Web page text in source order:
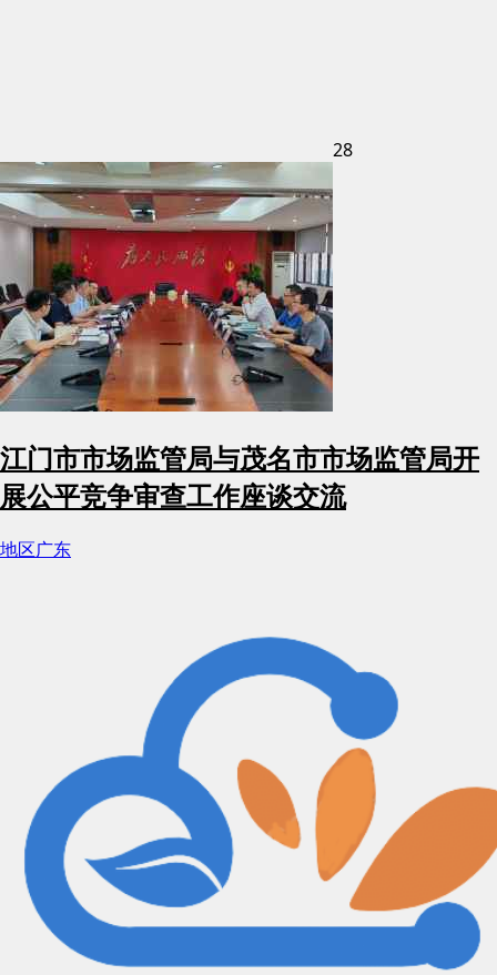
28
江门市市场监管局与茂名市市场监管局开
展公平竞争审查工作座谈交流
地区广东